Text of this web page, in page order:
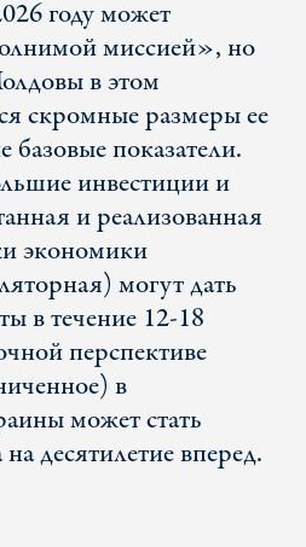
году может
миссией», но
в этом
скромные размеры ее
показатели.
инвестиции и
и реализованная
экономики
могут дать
в течение 12-18
перспективе
в
может стать
десятилетие вперед.